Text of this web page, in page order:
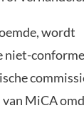
wordt
niet-conforme
MiCA